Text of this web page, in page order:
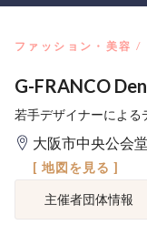
ファッション・美容
G-FRANCO
若手デザイナーによ
大阪市中央公会
[ 地図を見る ]
主催者団体情報